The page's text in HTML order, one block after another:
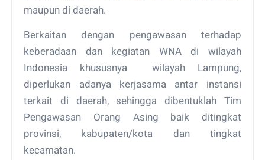
maupun di daerah.
Berkaitan dengan pengawasan terhadap
keberadaan dan kegiatan WNA di wilayah
Indonesia khususnya wilayah Lampung,
diperlukan adanya kerjasama antar instansi
terkait di daerah, sehingga dibentuklah Tim
Pengawasan Orang Asing baik ditingkat
provinsi, kabupaten/kota dan tingkat
kecamatan.